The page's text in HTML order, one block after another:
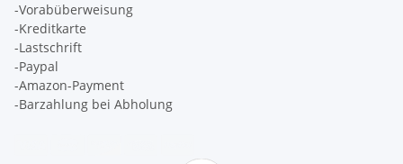
-Vorabüberweisung
-Kreditkarte
-Lastschrift
-Paypal
-Amazon-Payment
-Barzahlung bei Abholung